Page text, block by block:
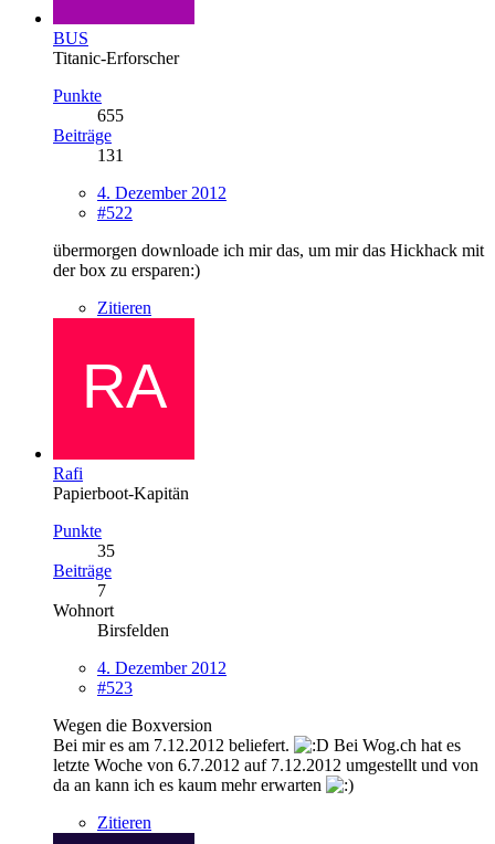
BUS
Titanic-Erforscher
Punkte
655
Beiträge
131
4. Dezember 2012
#522
übermorgen downloade ich mir das, um mir das Hickhack mit
der box zu ersparen:)
Zitieren
Rafi
Papierboot-Kapitän
Punkte
35
Beiträge
7
Wohnort
Birsfelden
4. Dezember 2012
#523
Wegen die Boxversion
Bei mir es am 7.12.2012 beliefert.
Bei Wog.ch hat es
letzte Woche von 6.7.2012 auf 7.12.2012 umgestellt und von
da an kann ich es kaum mehr erwarten
Zitieren